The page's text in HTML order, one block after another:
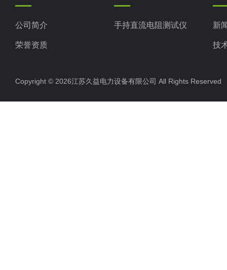
公司简介
荣誉资质
手持直流电阻测试仪 新
技
Copyright © 2026江苏久益电力设备有限公司 All Rights